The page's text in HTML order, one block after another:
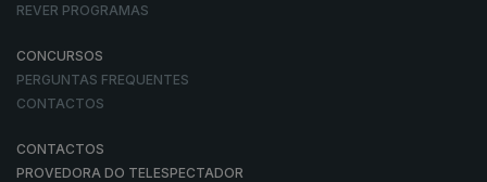
REVER PROGRAMAS
CONCURSOS
PERGUNTAS FREQUENTES
CONTACTOS
CONTACTOS
PROVEDORA DO TELESPECTADOR